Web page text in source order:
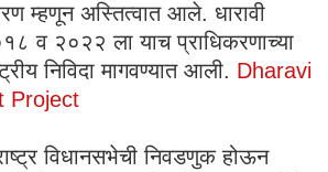
म्हणून अस्तित्वात आले. धारावी
व २०२२ ला याच प्राधिकरणाच्या
निविदा मागवण्यात आली. Dharavi
Project
विधानसभेची निवडणुक होऊन